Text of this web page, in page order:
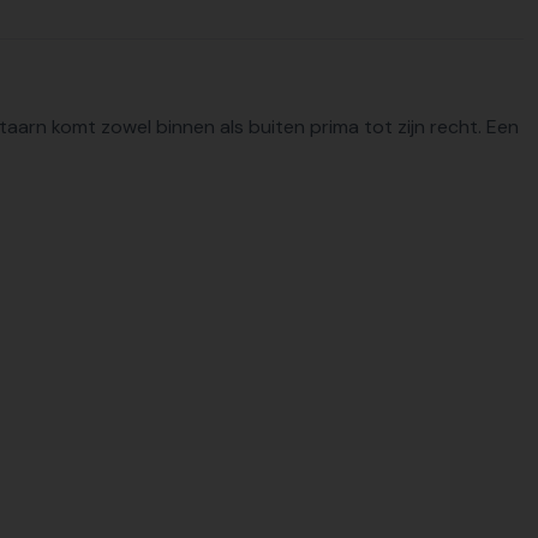
komt zowel binnen als buiten prima tot zijn recht. Een